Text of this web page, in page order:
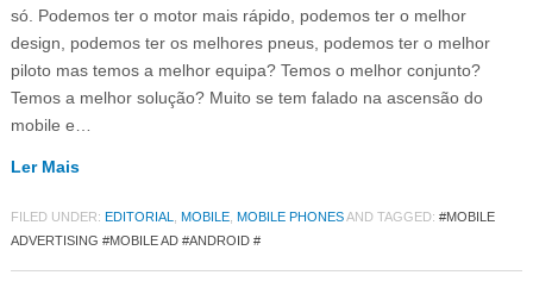
só. Podemos ter o motor mais rápido, podemos ter o melhor
design, podemos ter os melhores pneus, podemos ter o melhor
piloto mas temos a melhor equipa? Temos o melhor conjunto?
Temos a melhor solução? Muito se tem falado na ascensão do
mobile e…
Ler Mais
FILED UNDER: EDITORIAL MOBILE, MOBILE PHONESAND TAGGED: #MOBILE
ADVERTISING #MOBILE AD #ANDROID #